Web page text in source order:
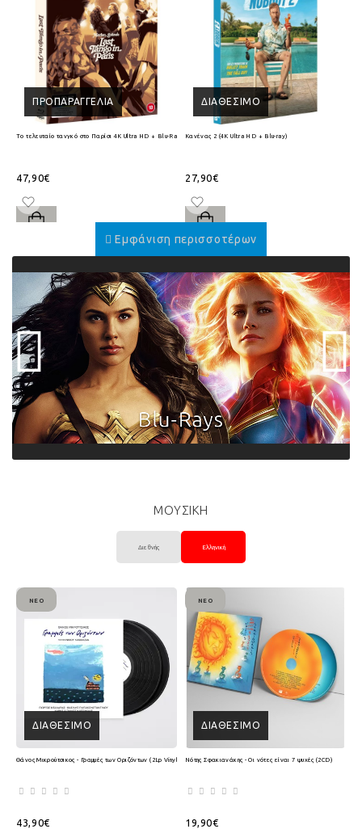
ΠΡΟΠΑΡΑΓΓΕΛΊΑ
Το τελευταίο τανγκό στο Παρίσι 4K Ultra HD + Blu-Ray
47,90€
ΔΙΑΘΈΣΙΜΟ
Κανένας 2 (4K Ultra HD + Blu-ray)
27,90€
ΜΟΥΣΙΚΗ
Διεθνής Ελληνική
ΔΙΑΘΈΣΙΜΟ
ΝΈΟ
Θάνος Μικρούτσικος - Γραμμές των Οριζόντων (2Lp Vinyl)
43,90€
ΔΙΑΘΈΣΙΜΟ
ΝΈΟ
Νότης Σφακιανάκης - Οι νότες είναι 7 ψυχές (2CD)
19,90€